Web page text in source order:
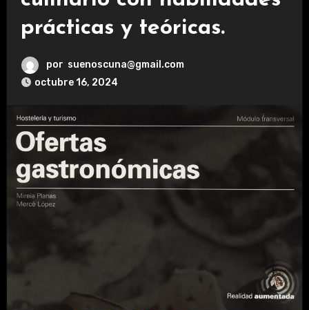
prácticas y teóricas.
por suenoscuna@gmail.com
octubre 16, 2024